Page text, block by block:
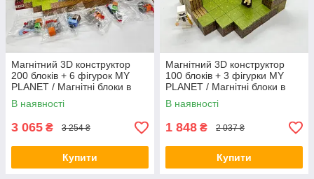
Магнітний 3D конструктор
200 блоків + 6 фігурок MY
PLANET / Магнітні блоки в
стилі Minecraft 200 деталей
GP3
В наявності
3 065 ₴ 3 254 ₴
Купити
Магнітний 3D конструктор
100 блоків + 3 фігурки MY
PLANET / Магнітні блоки в
стилі Minecraft 100 деталей
В наявності
1 848 ₴ 2 037 ₴
Купити